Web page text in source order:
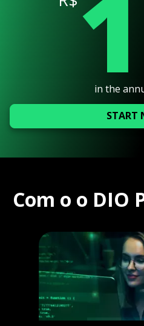
in the
START
Com o o DIO